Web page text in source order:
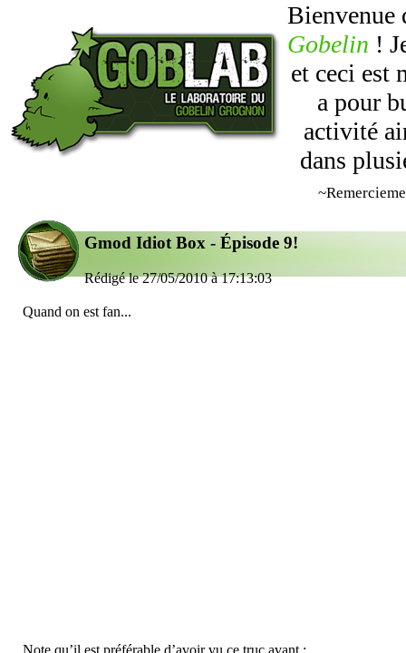
Bienvenue
Gobelin !
et ceci est
a pour
activité
dans
Gmod Idiot Box - Épisode 9!
Rédigé le 27/05/2010 à 17:13:03
Quand on est fan...